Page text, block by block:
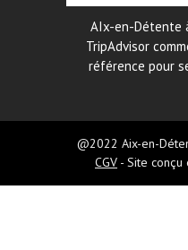
AIx-en-Détente
TripAdvisor
référence pour
@2022 Aix-en-
CGV - Site